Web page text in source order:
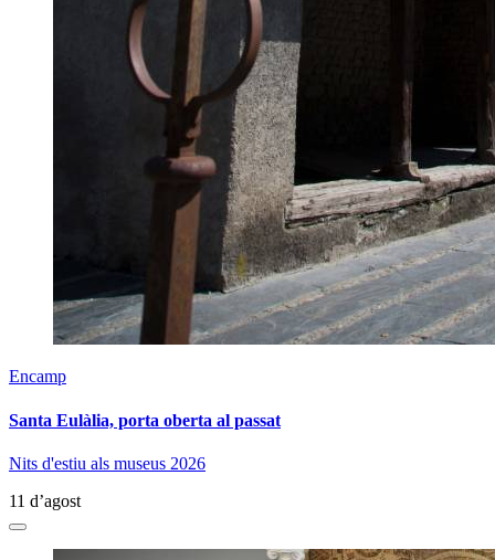
Encamp
Santa Eulàlia, porta oberta al passat
Nits d'estiu als museus 2026
11 d’agost